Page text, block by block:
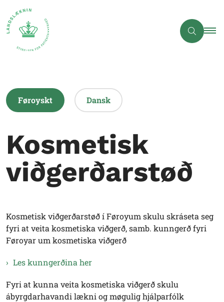
Føroyskt Dansk
Kosmetisk
viðgerðarstøð
Kosmetisk viðgerðarstøð í Føroyum skulu skráseta seg
fyri at veita kosmetiska viðgerð, samb. kunngerð fyri
Føroyar um kosmetiska viðgerð
Les kunngerðina her
Fyri at kunna veita kosmetiska viðgerð skulu
ábyrgdarhavandi lækni og møgulig hjálparfólk